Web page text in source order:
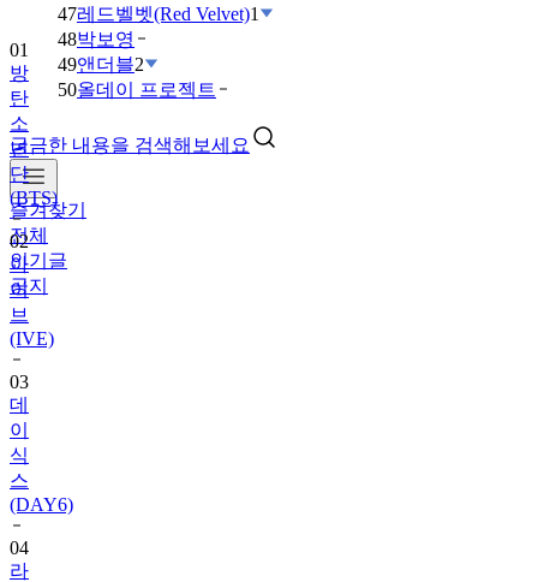
47레드벨벳(Red Velvet)1
48박보영
49앤더블2
50올데이 프로젝트
궁금한 내용을 검색해보세요
즐겨찾기
전체
인기글
공지
01
방
탄
소
년
단
(BTS)
02
아
이
브
(IVE)
03
데
이
식
스
(DAY6)
04
라